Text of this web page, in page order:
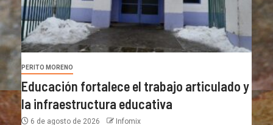
PERITO MORENO
Educación fortalece el trabajo articulado y
la infraestructura educativa
6 de agosto de 2026 Infomix